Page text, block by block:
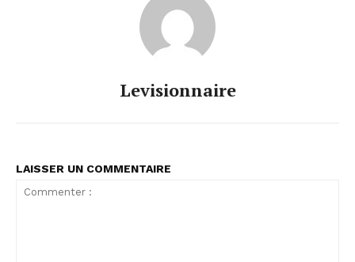
Levisionnaire
LAISSER UN COMMENTAIRE